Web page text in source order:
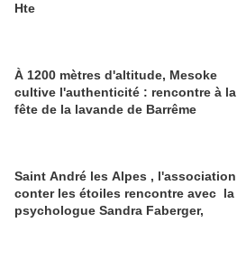
Hte
À 1200 mètres d'altitude, Mesoke
cultive l'authenticité : rencontre à la
fête de la lavande de Barrême
Saint André les Alpes , l'association
conter les étoiles rencontre avec la
psychologue Sandra Faberger,